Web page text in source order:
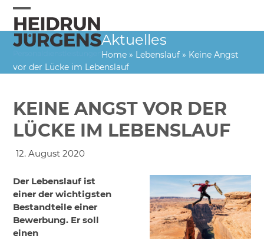
Skip
content
Open
mobile
menu
Close
mobile
menu
Aktuelles
Home » Lebenslauf » Keine Angst
vor der Lücke im Lebenslauf
KEINE ANGST VOR DER
LÜCKE IM LEBENSLAUF
12. August 2020
Der Lebenslauf ist
einer der wichtigsten
Bestandteile einer
Bewerbung. Er soll
einen